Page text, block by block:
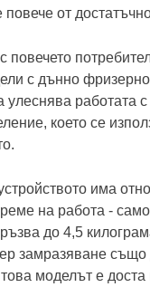
повече от
повечето
с дънно
улеснява работата
което се
има
на работа -
до 4,5
замразяване също
моделът е